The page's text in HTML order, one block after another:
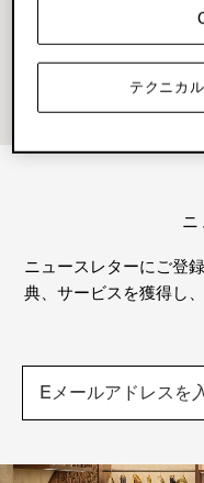
ニュースレターにご登
典、サービスを獲得し
テクニカ